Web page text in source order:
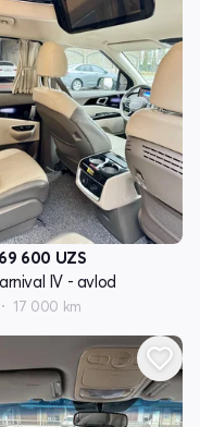
600 UZS
IV - avlod
17 000 km